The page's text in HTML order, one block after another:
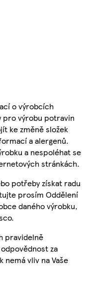
o výrobcích
pro výrobu potravin
ke změně složek
a alergenů.
a nespoléhat se
stránkách.
potřeby získat radu
prosím Oddělení
daného výrobku,
pravidelně
za
nemá vliv na Vaše